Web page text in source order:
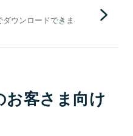
ウンロードできま
お客さま向け